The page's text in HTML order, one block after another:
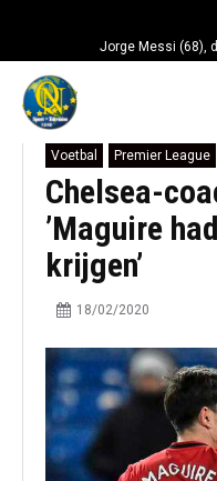
Jorge Messi (68),
Voetbal Premier League
Chelsea-
’Maguire
krijgen’
18/02/2020